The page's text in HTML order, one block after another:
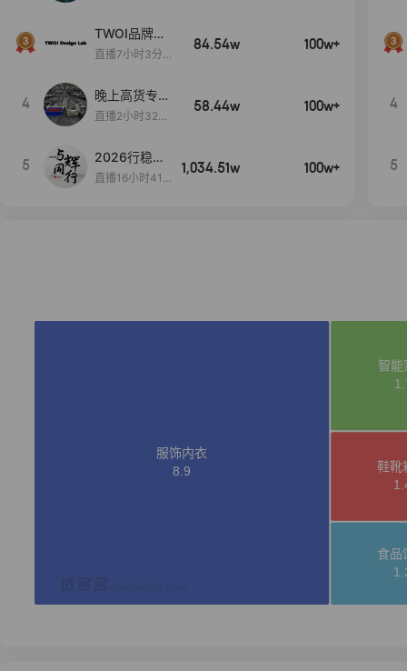
TWOI品牌直
播间新款上
直播7小时3分5
84.54w 100w+
4
晚上高货专场
大放漏
直播2小时32分
58.44w 100w+
5
2026行稳致
远
直播16小时41
1,034.51w 100w+
4
5